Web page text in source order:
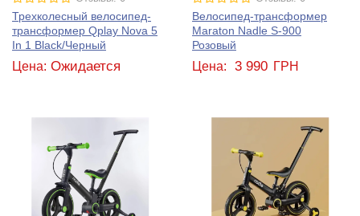
Трехколесный велосипед-
трансформер Qplay Nova 5
In 1 Black/Черный
Цена: Ожидается
Велосипед-трансформер
Maraton Nadle S-900
Розовый
Цена: 3 990 ГРН